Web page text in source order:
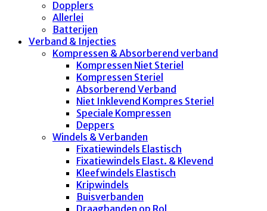
Dopplers
Allerlei
Batterijen
Verband & Injecties
Kompressen & Absorberend verband
Kompressen Niet Steriel
Kompressen Steriel
Absorberend Verband
Niet Inklevend Kompres Steriel
Speciale Kompressen
Deppers
Windels & Verbanden
Fixatiewindels Elastisch
Fixatiewindels Elast. & Klevend
Kleefwindels Elastisch
Kripwindels
Buisverbanden
Draagbanden op Rol